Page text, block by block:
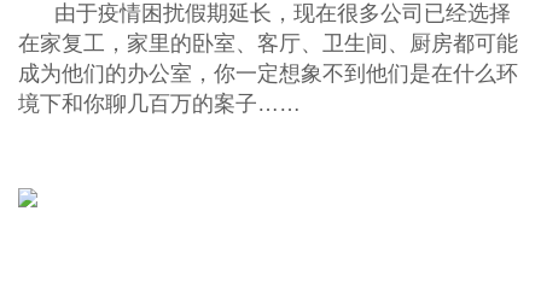
由于疫情困扰假期延长，现在很多公司已经选择
在家复工，家里的卧室、客厅、卫生间、厨房都可能
成为他们的办公室，你一定想象不到他们是在什么环
境下和你聊几百万的案子……